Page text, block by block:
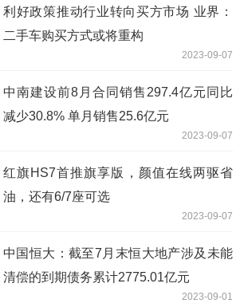
利好政策推动行业转向买方市场 业界：
二手车购买方式或将重构
2023-09-07
中南建设前8月合同销售297.4亿元同比
减少30.8% 单月销售25.6亿元
2023-09-07
红旗HS7首推旗享版，颜值在线两驱省
油，还有6/7座可选
2023-09-07
中国恒大：截至7月末恒大地产涉及未能
清偿的到期债务累计2775.01亿元
2023-09-01